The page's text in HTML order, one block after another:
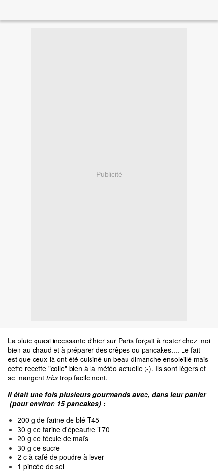
Publicité
La pluie quasi incessante d'hier sur Paris forçait à rester chez moi
bien au chaud et à préparer des crêpes ou pancakes.... Le fait
est que ceux-là ont été cuisiné un beau dimanche ensoleillé mais
cette recette "colle" bien à la météo actuelle ;-). Ils sont légers et
se mangent très trop facilement.
Il était une fois plusieurs gourmands avec, dans leur panier
(pour environ 15 pancakes) :
200 g de farine de blé T45
30 g de farine d'épeautre T70
20 g de fécule de maïs
30 g de sucre
2 c à café de poudre à lever
1 pincée de sel